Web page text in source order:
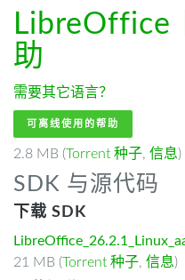
LibreOffice
助
需要其它语言？
可离线使用的帮助
2.8 MB (Torrent 种子, 信息)
SDK 与源代码
下载 SDK
21 MB (Torrent 种子, 信息)